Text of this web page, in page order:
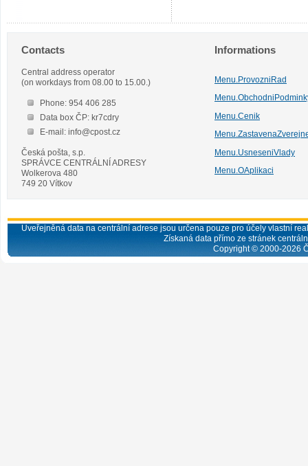
Contacts
Central address operator
(on workdays from 08.00 to 15.00.)
Phone: 954 406 285
Data box ČP: kr7cdry
E-mail: info@cpost.cz
Česká pošta, s.p.
SPRÁVCE CENTRÁLNÍ ADRESY
Wolkerova 480
749 20 Vítkov
Informations
Menu.ProvozniRad
Menu.Cenik
Menu.UsneseniVlady
Menu.OAplikaci
Uveřejněná data na centrální adrese jsou určena pouze pro účely vlastní
Získaná data přímo ze stránek
Copyright © 2000-2026